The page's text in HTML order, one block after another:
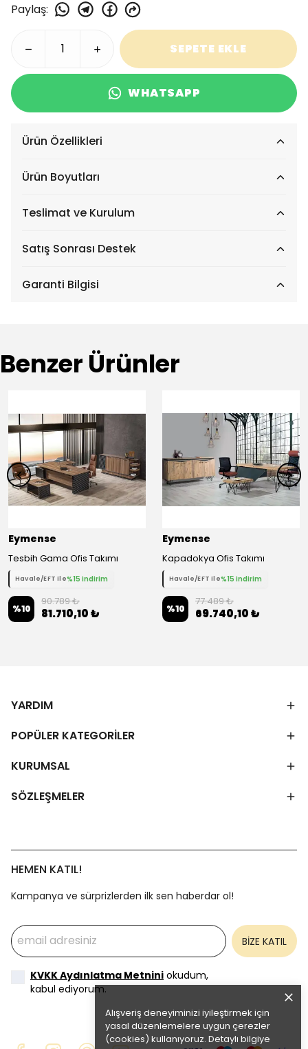
Alışveriş deneyiminizi iyileştirmek için
yasal düzenlemelere uygun çerezler
(cookies) kullanıyoruz. Detaylı bilgiye
Paylaş:
SEPETE EKLE
WHATSAPP
Ürün Özellikleri
Ürün Boyutları
Teslimat ve Kurulum
Satış Sonrası Destek
Garanti Bilgisi
Benzer Ürünler
Eymense
Tesbih Gama Ofis Takımı
Havale/EFT ile%15 indirim
%10
90.789 ₺
81.710,10 ₺
Eymense
Kapadokya Ofis Takımı
Havale/EFT ile%15 indirim
%10
77.489 ₺
69.740,10 ₺
YARDIM
POPÜLER KATEGORİLER
KURUMSAL
SÖZLEŞMELER
HEMEN KATIL!
Kampanya ve sürprizlerden ilk sen haberdar ol!
BİZE KATIL
KVKK Aydınlatma Metnini okudum,
kabul ediyorum.